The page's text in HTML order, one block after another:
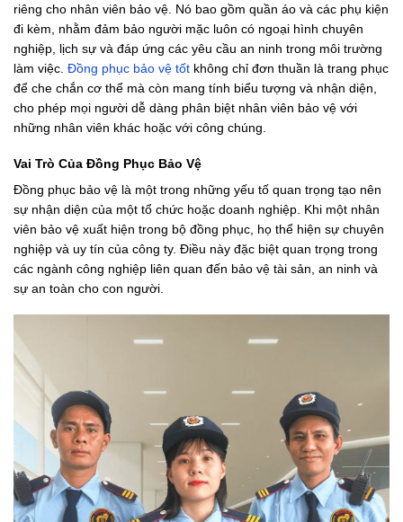
riêng cho nhân viên bảo vệ. Nó bao gồm quần áo và các phụ kiện
đi kèm, nhằm đảm bảo người mặc luôn có ngoại hình chuyên
nghiệp, lịch sự và đáp ứng các yêu cầu an ninh trong môi trường
làm việc. Đồng phục bảo vệ tốt không chỉ đơn thuần là trang phục
để che chắn cơ thể mà còn mang tính biểu tượng và nhận diện,
cho phép mọi người dễ dàng phân biệt nhân viên bảo vệ với
những nhân viên khác hoặc với công chúng.
Vai Trò Của Đồng Phục Bảo Vệ
Đồng phục bảo vệ là một trong những yếu tố quan trọng tạo nên
sự nhận diện của một tổ chức hoặc doanh nghiệp. Khi một nhân
viên bảo vệ xuất hiện trong bộ đồng phục, họ thể hiện sự chuyên
nghiệp và uy tín của công ty. Điều này đặc biệt quan trọng trong
các ngành công nghiệp liên quan đến bảo vệ tài sản, an ninh và
sự an toàn cho con người.